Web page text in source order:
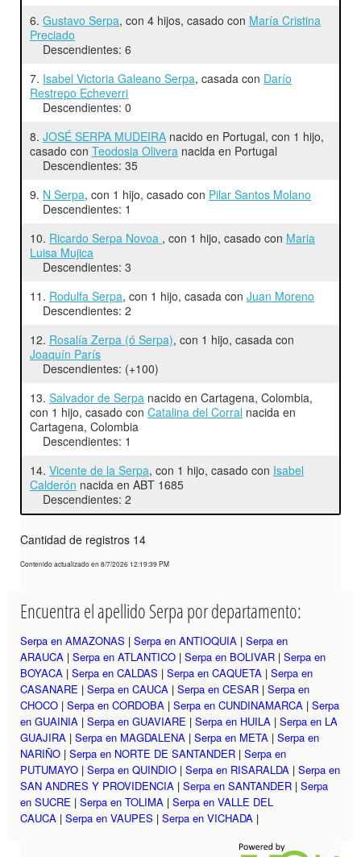
6. Gustavo Serpa, con 4 hijos, casado con María Cristina
Preciado
Descendientes: 6
7. Isabel Victoria Galeano Serpa, casada con Darío
Restrepo Echeverri
Descendientes: 0
8. JOSÉ SERPA MUDEIRA nacido en Portugal, con 1 hijo,
casado con Teodosia Olivera nacida en Portugal
Descendientes: 35
9. N Serpa, con 1 hijo, casado con Pilar Santos Molano
Descendientes: 1
10. Ricardo Serpa Novoa , con 1 hijo, casado con Maria
Luisa Mujica
Descendientes: 3
11. Rodulfa Serpa, con 1 hijo, casada con Juan Moreno
Descendientes: 2
12. Rosalía Zerpa (ó Serpa), con 1 hijo, casada con
Joaquín París
Descendientes: (+100)
13. Salvador de Serpa nacido en Cartagena, Colombia,
con 1 hijo, casado con Catalina del Corral nacida en
Cartagena, Colombia
Descendientes: 1
14. Vicente de la Serpa, con 1 hijo, casado con Isabel
Calderón nacida en ABT 1685
Descendientes: 2
Cantidad de registros 14
Contenido actualizado en 8/7/2026 12:19:39 PM
Encuentra el apellido Serpa por departamento:
Serpa en AMAZONAS | Serpa en ANTIOQUIA | Serpa en
ARAUCA | Serpa en ATLANTICO | Serpa en BOLIVAR | Serpa en
BOYACA | Serpa en CALDAS | Serpa en CAQUETA | Serpa en
CASANARE | Serpa en CAUCA | Serpa en CESAR | Serpa en
CHOCO | Serpa en CORDOBA | Serpa en CUNDINAMARCA | Serpa
en GUAINIA | Serpa en GUAVIARE | Serpa en HUILA | Serpa en LA
GUAJIRA | Serpa en MAGDALENA | Serpa en META | Serpa en
NARIÑO | Serpa en NORTE DE SANTANDER | Serpa en
PUTUMAYO | Serpa en QUINDIO | Serpa en RISARALDA | Serpa en
SAN ANDRES Y PROVIDENCIA | Serpa en SANTANDER | Serpa
en SUCRE | Serpa en TOLIMA | Serpa en VALLE DEL
CAUCA | Serpa en VAUPES | Serpa en VICHADA |